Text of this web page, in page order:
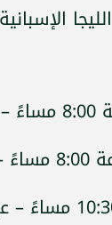
مباريات